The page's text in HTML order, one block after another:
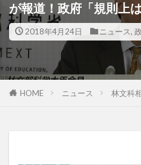
が報道！政府「規則上
2018年4月24日 ニュース,
HOME ニュース 林文科